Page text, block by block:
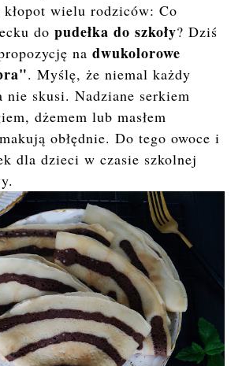
wielu rodziców: Co
dopudełka do szkoły? Dziś
nadwukolorowe
. Myślę, że niemal każdy
nie skusi. Nadziane serkiem
dżemem lub masłem
obłędnie. Do tego owoce i
dla dzieci w czasie szkolnej